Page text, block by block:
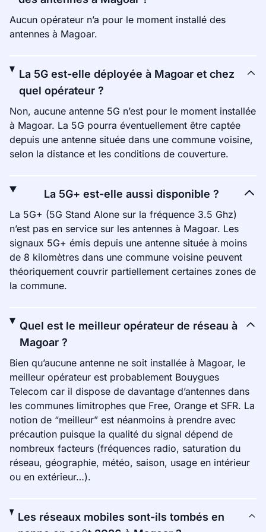
Aucun opérateur n’a pour le moment installé des
antennes à Magoar.
La 5G est-elle déployée à Magoar et chez
quel opérateur ?
Non, aucune antenne 5G n’est pour le moment installée
à Magoar. La 5G pourra éventuellement être captée
depuis une antenne située dans une commune voisine,
selon la distance et les conditions de couverture.
La 5G+ est-elle aussi disponible ?
La 5G+ (5G Stand Alone sur la fréquence 3.5 Ghz)
n’est pas en service sur les antennes à Magoar. Les
signaux 5G+ émis depuis une antenne située à moins
de 8 kilomètres dans une commune voisine peuvent
théoriquement couvrir partiellement certaines zones de
la commune.
Quel est le meilleur opérateur de réseau à
Magoar ?
Bien qu’aucune antenne ne soit installée à Magoar, le
meilleur opérateur est probablement Bouygues
Telecom car il dispose de davantage d’antennes dans
les communes limitrophes que Free, Orange et SFR. La
notion de “meilleur” est néanmoins à prendre avec
précaution puisque la qualité du signal dépend de
nombreux facteurs (fréquences radio, saturation du
réseau, géographie, météo, saison, usage en intérieur
ou en extérieur…).
Les réseaux mobiles sont-ils tombés en